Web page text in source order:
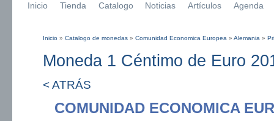
Inicio Tienda Catalogo Noticias Artículos Agenda
Inicio » Catalogo de monedas » Comunidad Economica Europea » Alemania »
Moneda 1 Céntimo de Euro
< ATRÁS
COMUNIDAD ECONOMICA